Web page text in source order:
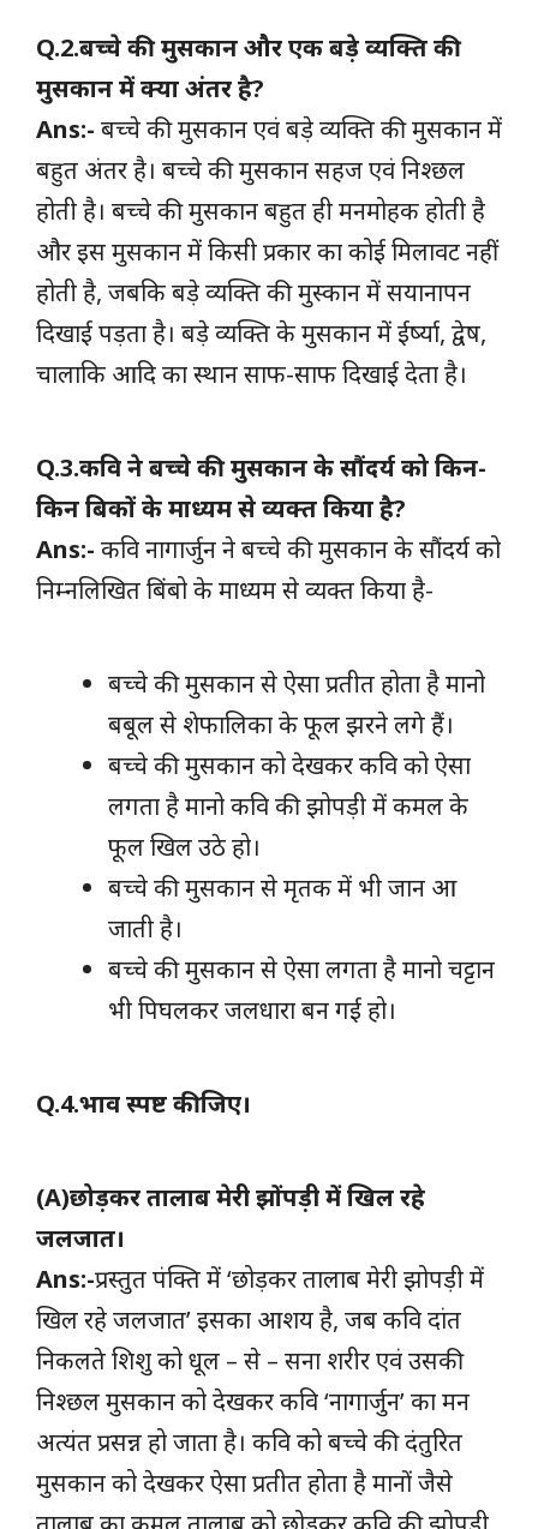
Q.2.बच्चे की मुसकान और एक बड़े व्यक्ति की
मुसकान में क्या अंतर है?
Ans:- बच्चे की मुसकान एवं बड़े व्यक्ति की मुसकान में
बहुत अंतर है। बच्चे की मुसकान सहज एवं निश्छल
होती है। बच्चे की मुसकान बहुत ही मनमोहक होती है
और इस मुसकान में किसी प्रकार का कोई मिलावट नहीं
होती है, जबकि बड़े व्यक्ति की मुस्कान में सयानापन
दिखाई पड़ता है। बड़े व्यक्ति के मुसकान में ईर्ष्या, द्वेष,
चालाकि आदि का स्थान साफ-साफ दिखाई देता है।
Q.3.कवि ने बच्चे की मुसकान के सौंदर्य को किन-
किन बिकों के माध्यम से व्यक्त किया है?
Ans:- कवि नागार्जुन ने बच्चे की मुसकान के सौंदर्य को
निम्नलिखित बिंबो के माध्यम से व्यक्त किया है-
बच्चे की मुसकान से ऐसा प्रतीत होता है मानो
बबूल से शेफालिका के फूल झरने लगे हैं।
बच्चे की मुसकान को देखकर कवि को ऐसा
लगता है मानो कवि की झोपड़ी में कमल के
फूल खिल उठे हो।
बच्चे की मुसकान से मृतक में भी जान आ
जाती है।
बच्चे की मुसकान से ऐसा लगता है मानो चट्टान
भी पिघलकर जलधारा बन गई हो।
Q.4.भाव स्पष्ट कीजिए।
(A)छोड़कर तालाब मेरी झोंपड़ी में खिल रहे
जलजात।
Ans:-प्रस्तुत पंक्ति में ‘छोड़कर तालाब मेरी झोपड़ी में
खिल रहे जलजात’ इसका आशय है, जब कवि दांत
निकलते शिशु को धूल – से – सना शरीर एवं उसकी
निश्छल मुसकान को देखकर कवि ‘नागार्जुन’ का मन
अत्यंत प्रसन्न हो जाता है। कवि को बच्चे की दंतुरित
मुसकान को देखकर ऐसा प्रतीत होता है मानों जैसे